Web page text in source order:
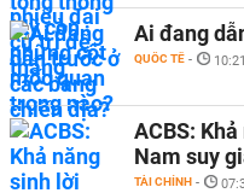
Ai đang
QUỐC TẾ -
ACBS:
Nam suy
TÀI CHÍNH -